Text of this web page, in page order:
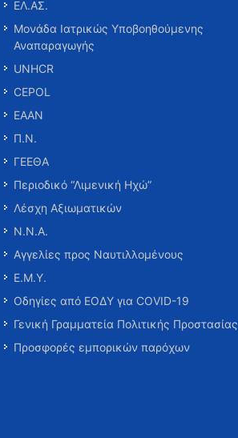
ΕΛ.ΑΣ.
Μονάδα Ιατρικώς Υποβοηθούμενης
Αναπαραγωγής
UNHCR
CEPOL
ΕΑΑΝ
Π.Ν.
ΓΕΕΘΑ
Περιοδικό “Λιμενική Ηχώ”
Λέσχη Αξιωματικών
Ν.Ν.Α.
Αγγελίες προς Ναυτιλλομένους
Ε.Μ.Υ.
Οδηγίες από ΕΟΔΥ για COVID-19
Γενική Γραμματεία Πολιτικής Προστασίας
Προσφορές εμπορικών παρόχων